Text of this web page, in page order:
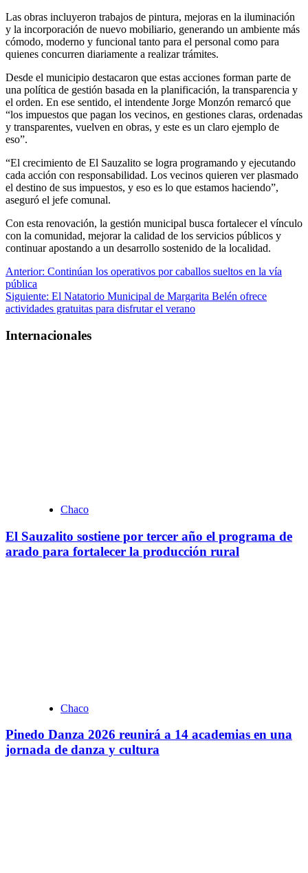
Las obras incluyeron trabajos de pintura, mejoras en la iluminación
y la incorporación de nuevo mobiliario, generando un ambiente más
cómodo, moderno y funcional tanto para el personal como para
quienes concurren diariamente a realizar trámites.
Desde el municipio destacaron que estas acciones forman parte de
una política de gestión basada en la planificación, la transparencia y
el orden. En ese sentido, el intendente Jorge Monzón remarcó que
“los impuestos que pagan los vecinos, en gestiones claras, ordenadas
y transparentes, vuelven en obras, y este es un claro ejemplo de
eso”.
“El crecimiento de El Sauzalito se logra programando y ejecutando
cada acción con responsabilidad. Los vecinos quieren ver plasmado
el destino de sus impuestos, y eso es lo que estamos haciendo”,
aseguró el jefe comunal.
Con esta renovación, la gestión municipal busca fortalecer el vínculo
con la comunidad, mejorar la calidad de los servicios públicos y
continuar apostando a un desarrollo sostenido de la localidad.
Navegación
de
entradas
Anterior: Continúan los operativos por caballos sueltos en la vía
pública
Siguiente: El Natatorio Municipal de Margarita Belén ofrece
actividades gratuitas para disfrutar el verano
Internacionales
Chaco
El Sauzalito sostiene por tercer año el programa de
arado para fortalecer la producción rural
Chaco
Pinedo Danza 2026 reunirá a 14 academias en una
jornada de danza y cultura